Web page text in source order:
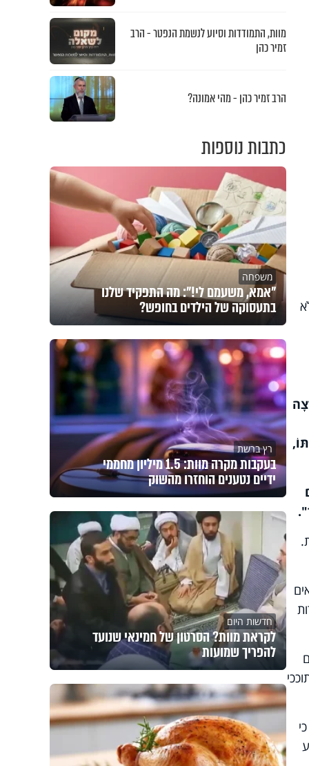
3 שבתות. כי
מוות, התמודדות וסיוע לנשמת הנפטר - הרב
זמיר כהן
הרב זמיר כהן - מהי אמונה?
כתבות נוספות
משפחה
"אמא, משעמם לי!": מה התפקיד שלנו
בתעסוקה של הילדים בחופש?
רץ ברשת
בעקבות מקרה מוות: 1.5 מיליון מחממי
ידיים נטענים הוחזרו מהשוק
חדשות היום
לקראת מוות? הסרטון של חמינאי שנועד
להפריך שמועות